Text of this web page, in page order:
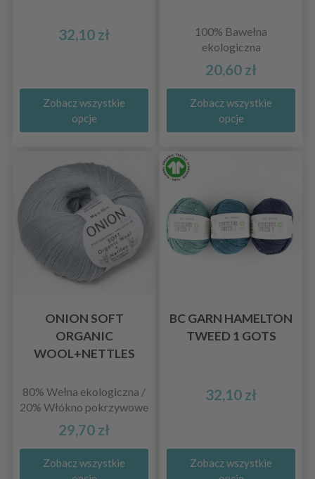
32,10 zł
Zobacz wszystkie
opcje
100% Bawełna
ekologiczna
20,60 zł
Zobacz wszystkie
opcje
ONION SOFT
ORGANIC
WOOL+NETTLES
80% Wełna ekologiczna /
20% Włókno pokrzywowe
29,70 zł
Zobacz wszystkie
BC GARN HAMELTON
TWEED 1 GOTS
32,10 zł
Zobacz wszystkie